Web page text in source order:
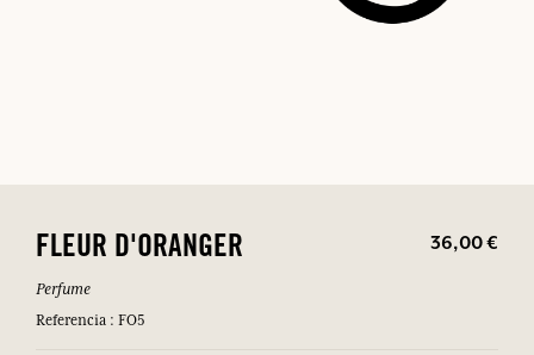
FLEUR D'ORANGER 36,00 €
Perfume
Referencia : FO5